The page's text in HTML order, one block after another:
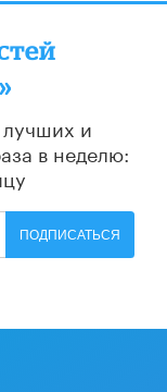
и
в неделю:
ПОДПИСАТЬСЯ